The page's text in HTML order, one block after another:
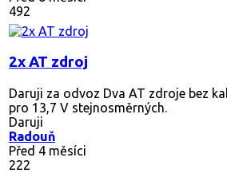
492
2x AT zdroj
Daruji za odvoz Dva AT zdroje bez
pro 13,7 V stejnosměrných.
Daruji
Radouň
Před 4 měsíci
222